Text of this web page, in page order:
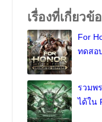
เรื่องที่เกี่ยวข้
For
ทดสอ
รวมพ
ได้ใน